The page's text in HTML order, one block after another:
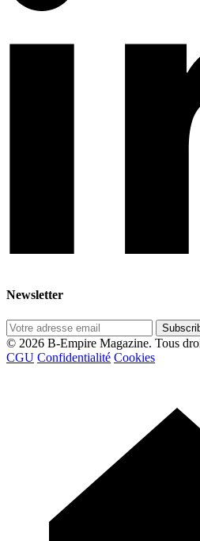
Newsletter
© 2026 B-Empire Magazine. Tous
CGU Confidentialité Cookies